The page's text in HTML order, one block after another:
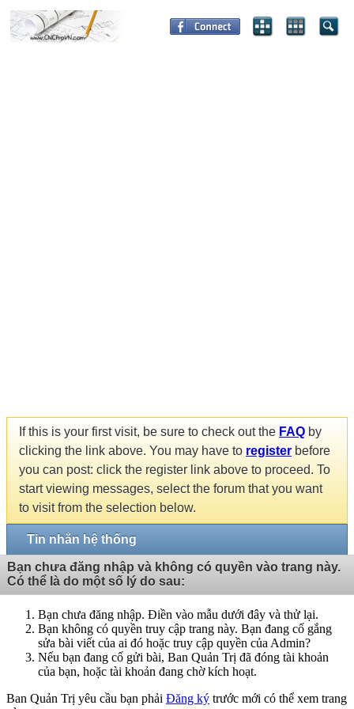
If this is your first visit, be sure to check out the FAQ by
clicking the link above. You may have to register before
you can post: click the register link above to proceed. To
start viewing messages, select the forum that you want
to visit from the selection below.
Tin nhắn hệ thống
Bạn chưa đăng nhập và không có quyền vào trang này.
Có thể là do một số lý do sau:
Bạn chưa đăng nhập. Điền vào mẫu dưới đây và thử lại.
Bạn không có quyền truy cập trang này. Bạn đang cố gắng
sửa bài viết của ai đó hoặc truy cập quyền của Admin?
Nếu bạn đang cố gửi bài, Ban Quản Trị đã đóng tài khoản
của bạn, hoặc tài khoản đang chờ kích hoạt.
Ban Quản Trị yêu cầu bạn phải Đăng ký trước mới có thể xem trang